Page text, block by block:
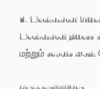
3. Mechanical
Mechanical fitters
மற்றும் repair